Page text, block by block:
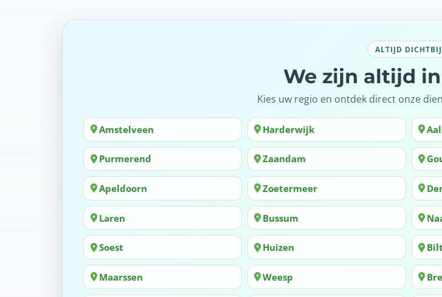
ALTIJD DICHTBIJ
We zijn altijd
Kies uw regio en ontdek direct onze
Amstelveen Harderwijk
Purmerend Zaandam
Apeldoorn Zoetermeer
Laren Bussum
Soest Huizen
Maarssen Weesp